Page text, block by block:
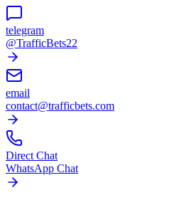
telegram
@TrafficBets22
email
contact@trafficbets.com
Direct Chat
WhatsApp Chat